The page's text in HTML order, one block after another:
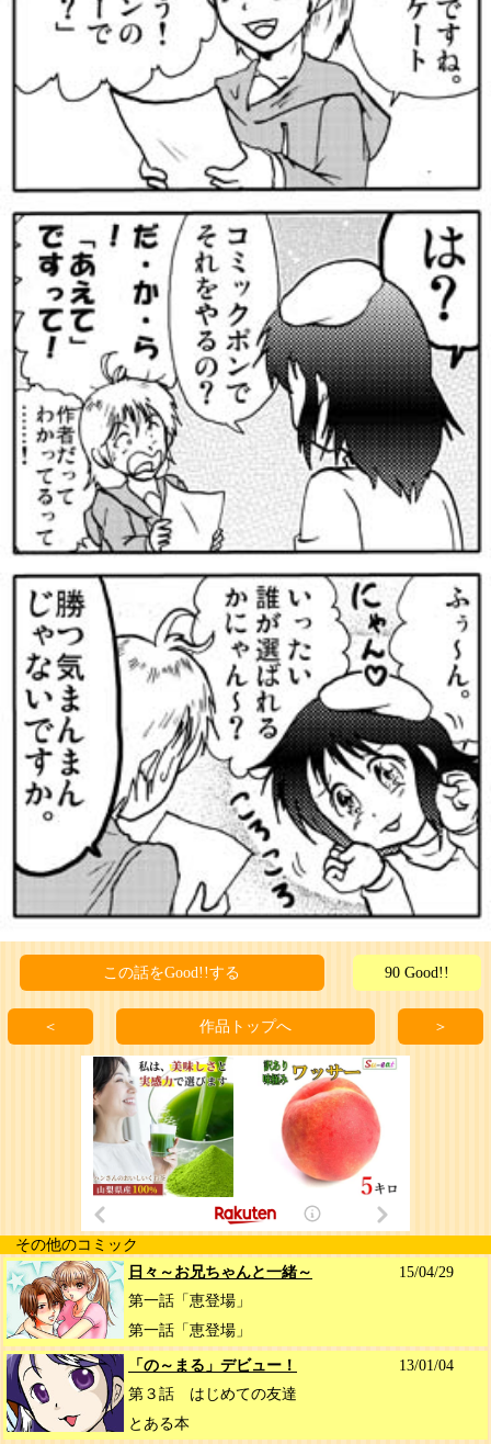
この話をGood!!する 90 Good!!
＜ 作品トップへ ＞
その他のコミック
日々～お兄ちゃんと一緒～
15/04/29
第一話「恵登場」
第一話「恵登場」
「の～まる」デビュー！
13/01/04
第３話 はじめての友達
とある本